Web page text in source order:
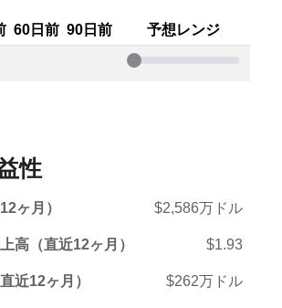
60日前 90日前 予想レンジ
性
ヶ月） $2,586万ドル
高（直近12ヶ月） $1.93
近12ヶ月） $262万ドル